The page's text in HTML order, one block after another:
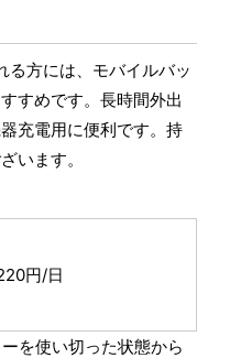
方には、モバイルバッ
すめです。長時間外出
充電用に便利です。持
います。
円/日
を使い切った状態から